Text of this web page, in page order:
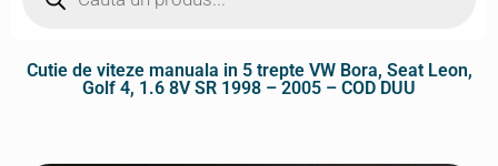
Cutie de viteze manuala in 5 trepte VW Bora, Seat Leon,
Golf 4, 1.6 8V SR 1998 – 2005 – COD DUU